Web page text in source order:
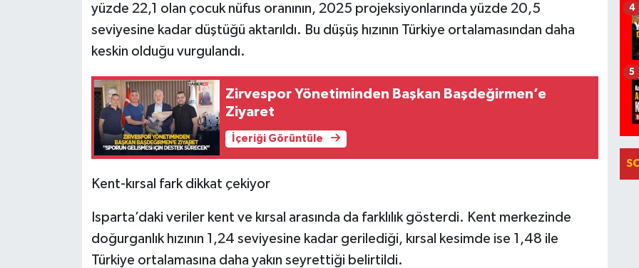
yüzde 22,1 olan çocuk nüfus oranının, 2025 projeksiyonlarında yüzde 20,5
seviyesine kadar düştüğü aktarıldı. Bu düşüş hızının Türkiye ortalamasından daha
keskin olduğu vurgulandı.
Zirvespor Yönetiminden Başkan Başdeğirmen’e
Ziyaret
İçeriği Görüntüle
Kent-kırsal fark dikkat çekiyor
Isparta’daki veriler kent ve kırsal arasında da farklılık gösterdi. Kent merkezinde
doğurganlık hızının 1,24 seviyesine kadar gerilediği, kırsal kesimde ise 1,48 ile
Türkiye ortalamasına daha yakın seyrettiği belirtildi.
4
5